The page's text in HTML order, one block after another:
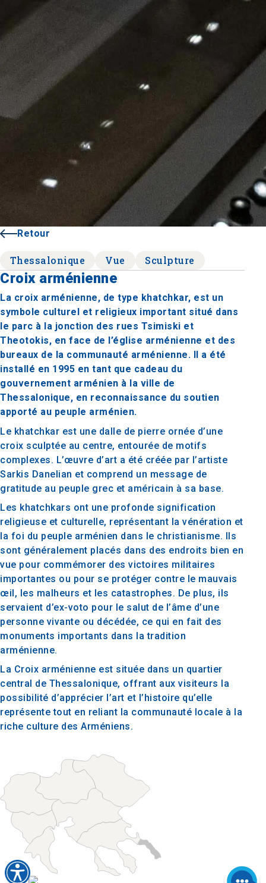
Retour
Thessalonique Vue Sculpture
Croix arménienne
La croix arménienne, de type khatchkar, est un
symbole culturel et religieux important situé dans
le parc à la jonction des rues Tsimiski et
Theotokis, en face de l’église arménienne et des
bureaux de la communauté arménienne. Il a été
installé en 1995 en tant que cadeau du
gouvernement arménien à la ville de
Thessalonique, en reconnaissance du soutien
apporté au peuple arménien.
Le khatchkar est une dalle de pierre ornée d’une
croix sculptée au centre, entourée de motifs
complexes. L’œuvre d’art a été créée par l’artiste
Sarkis Danelian et comprend un message de
gratitude au peuple grec et américain à sa base.
Les khatchkars ont une profonde signification
religieuse et culturelle, représentant la vénération et
la foi du peuple arménien dans le christianisme. Ils
sont généralement placés dans des endroits bien en
vue pour commémorer des victoires militaires
importantes ou pour se protéger contre le mauvais
œil, les malheurs et les catastrophes. De plus, ils
servaient d’ex-voto pour le salut de l’âme d’une
personne vivante ou décédée, ce qui en fait des
monuments importants dans la tradition
arménienne.
La Croix arménienne est située dans un quartier
central de Thessalonique, offrant aux visiteurs la
possibilité d’apprécier l’art et l’histoire qu’elle
représente tout en reliant la communauté locale à la
riche culture des Arméniens.